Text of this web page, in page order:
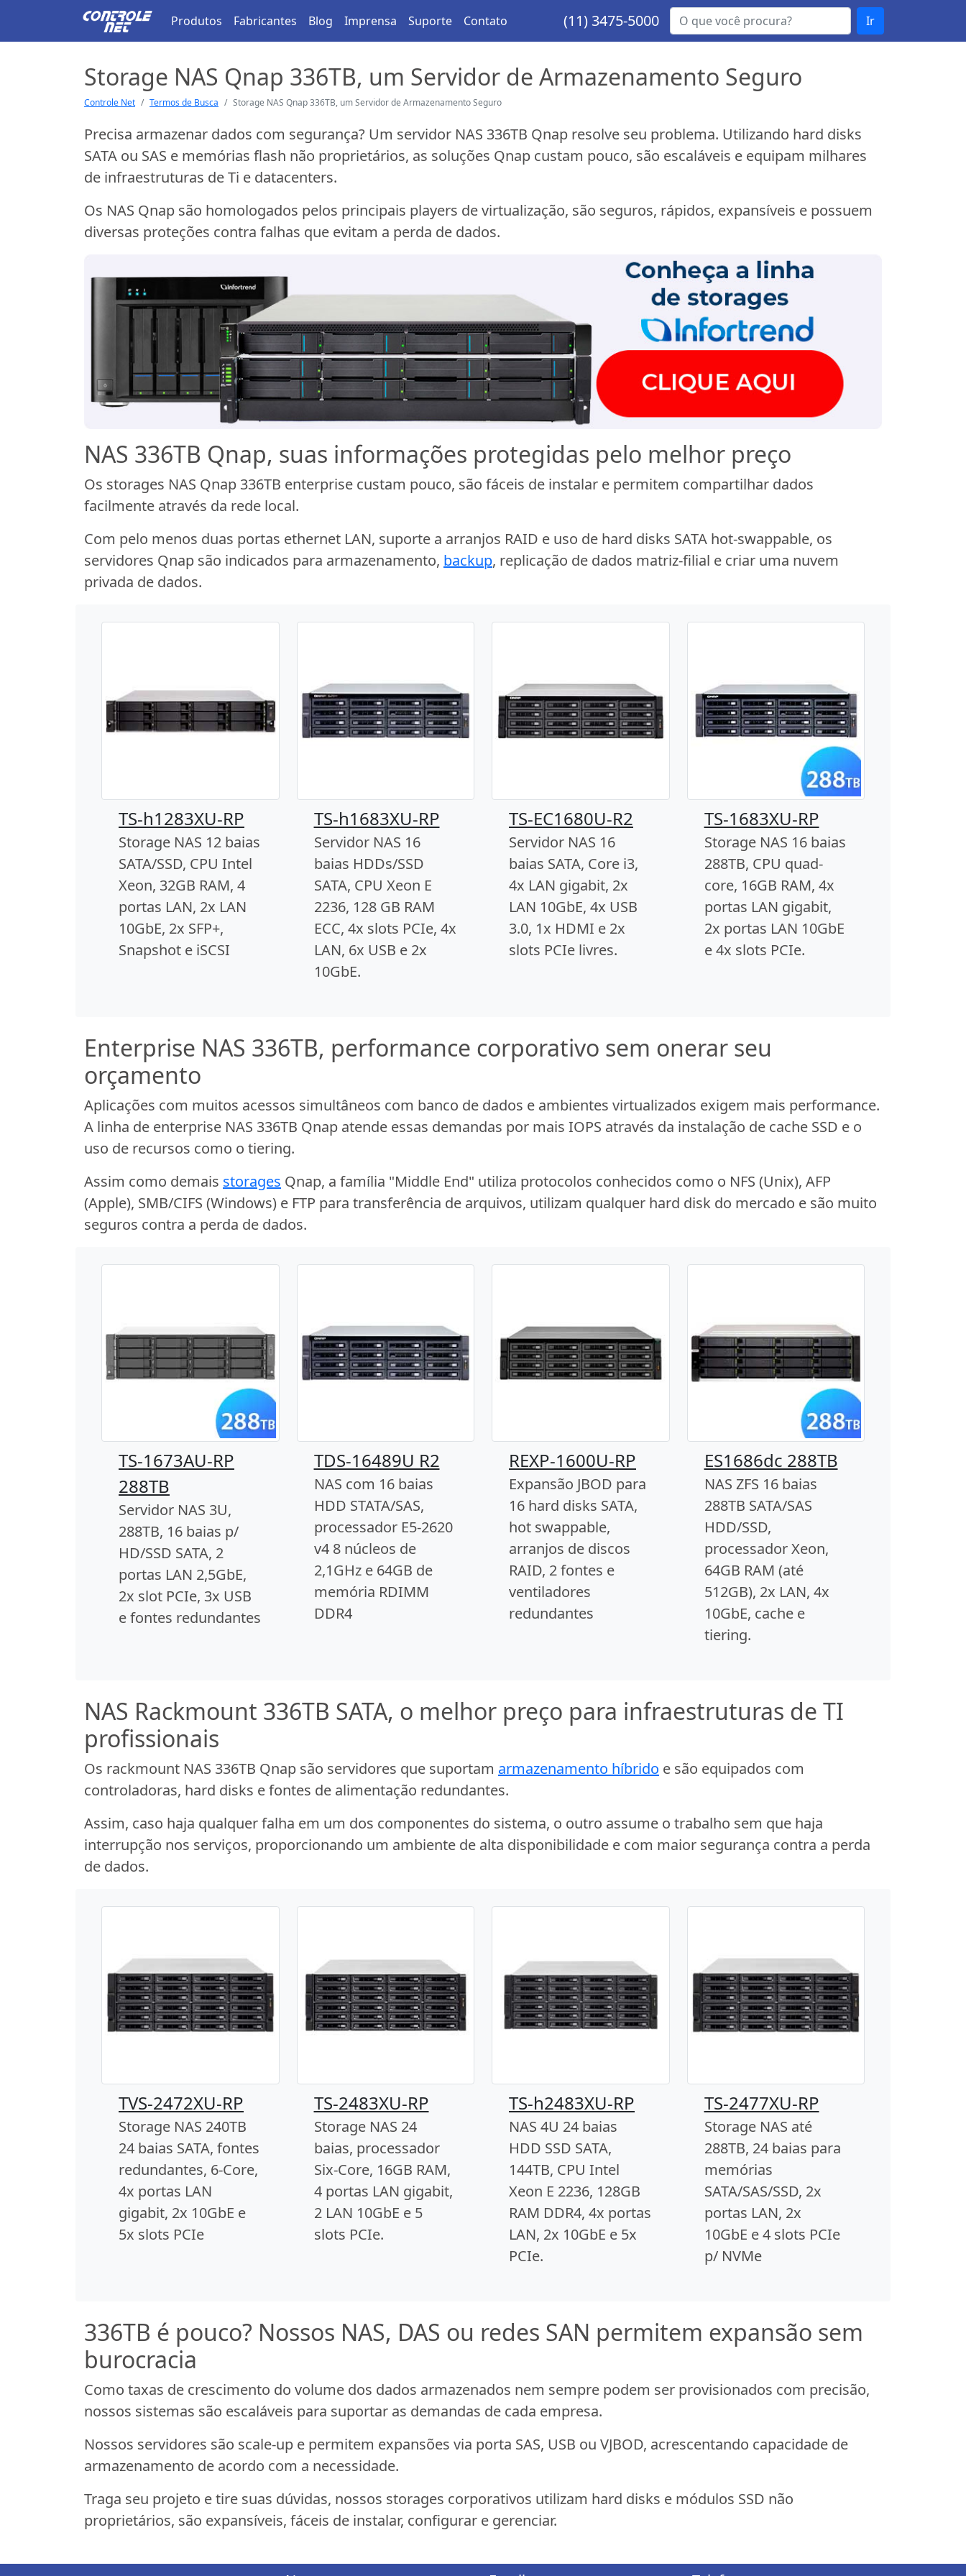
Produtos Fabricantes Blog Imprensa Suporte Contato (11) 3475-5000 Ir
Storage NAS Qnap 336TB, um Servidor de Armazenamento Seguro
Controle Net Termos de Busca Storage NAS Qnap 336TB, um Servidor de Armazenamento Seguro
Precisa armazenar dados com segurança? Um servidor NAS 336TB Qnap resolve seu problema. Utilizando hard disks
SATA ou SAS e memórias flash não proprietários, as soluções Qnap custam pouco, são escaláveis e equipam milhares
de infraestruturas de Ti e datacenters.
Os NAS Qnap são homologados pelos principais players de virtualização, são seguros, rápidos, expansíveis e possuem
diversas proteções contra falhas que evitam a perda de dados.
NAS 336TB Qnap, suas informações protegidas pelo melhor preço
Os storages NAS Qnap 336TB enterprise custam pouco, são fáceis de instalar e permitem compartilhar dados
facilmente através da rede local.
Com pelo menos duas portas ethernet LAN, suporte a arranjos RAID e uso de hard disks SATA hot-swappable, os
servidores Qnap são indicados para armazenamento, backup, replicação de dados matriz-filial e criar uma nuvem
privada de dados.
TS-h1283XU-RP
Storage NAS 12 baias
SATA/SSD, CPU Intel
Xeon, 32GB RAM, 4
portas LAN, 2x LAN
10GbE, 2x SFP+,
Snapshot e iSCSI
TS-h1683XU-RP
Servidor NAS 16
baias HDDs/SSD
SATA, CPU Xeon E
2236, 128 GB RAM
ECC, 4x slots PCIe, 4x
LAN, 6x USB e 2x
10GbE.
TS-EC1680U-R2
Servidor NAS 16
baias SATA, Core i3,
4x LAN gigabit, 2x
LAN 10GbE, 4x USB
3.0, 1x HDMI e 2x
slots PCIe livres.
TS-1683XU-RP
Storage NAS 16 baias
288TB, CPU quad-
core, 16GB RAM, 4x
portas LAN gigabit,
2x portas LAN 10GbE
e 4x slots PCIe.
Enterprise NAS 336TB, performance corporativo sem onerar seu
orçamento
Aplicações com muitos acessos simultâneos com banco de dados e ambientes virtualizados exigem mais performance.
A linha de enterprise NAS 336TB Qnap atende essas demandas por mais IOPS através da instalação de cache SSD e o
uso de recursos como o tiering.
Assim como demais storages Qnap, a família "Middle End" utiliza protocolos conhecidos como o NFS (Unix), AFP
(Apple), SMB/CIFS (Windows) e FTP para transferência de arquivos, utilizam qualquer hard disk do mercado e são muito
seguros contra a perda de dados.
TS-1673AU-RP
288TB
Servidor NAS 3U,
288TB, 16 baias p/
HD/SSD SATA, 2
portas LAN 2,5GbE,
2x slot PCIe, 3x USB
e fontes redundantes
TDS-16489U R2
NAS com 16 baias
HDD STATA/SAS,
processador E5-2620
v4 8 núcleos de
2,1GHz e 64GB de
memória RDIMM
DDR4
REXP-1600U-RP
Expansão JBOD para
16 hard disks SATA,
hot swappable,
arranjos de discos
RAID, 2 fontes e
ventiladores
redundantes
ES1686dc 288TB
NAS ZFS 16 baias
288TB SATA/SAS
HDD/SSD,
processador Xeon,
64GB RAM (até
512GB), 2x LAN, 4x
10GbE, cache e
tiering.
NAS Rackmount 336TB SATA, o melhor preço para infraestruturas de TI
profissionais
Os rackmount NAS 336TB Qnap são servidores que suportam armazenamento híbrido e são equipados com
controladoras, hard disks e fontes de alimentação redundantes.
Assim, caso haja qualquer falha em um dos componentes do sistema, o outro assume o trabalho sem que haja
interrupção nos serviços, proporcionando um ambiente de alta disponibilidade e com maior segurança contra a perda
de dados.
TVS-2472XU-RP
Storage NAS 240TB
24 baias SATA, fontes
redundantes, 6-Core,
4x portas LAN
gigabit, 2x 10GbE e
5x slots PCIe
TS-2483XU-RP
Storage NAS 24
baias, processador
Six-Core, 16GB RAM,
4 portas LAN gigabit,
2 LAN 10GbE e 5
slots PCIe.
TS-h2483XU-RP
NAS 4U 24 baias
HDD SSD SATA,
144TB, CPU Intel
Xeon E 2236, 128GB
RAM DDR4, 4x portas
LAN, 2x 10GbE e 5x
PCIe.
TS-2477XU-RP
Storage NAS até
288TB, 24 baias para
memórias
SATA/SAS/SSD, 2x
portas LAN, 2x
10GbE e 4 slots PCIe
p/ NVMe
336TB é pouco? Nossos NAS, DAS ou redes SAN permitem expansão sem
burocracia
Como taxas de crescimento do volume dos dados armazenados nem sempre podem ser provisionados com precisão,
nossos sistemas são escaláveis para suportar as demandas de cada empresa.
Nossos servidores são scale-up e permitem expansões via porta SAS, USB ou VJBOD, acrescentando capacidade de
armazenamento de acordo com a necessidade.
Traga seu projeto e tire suas dúvidas, nossos storages corporativos utilizam hard disks e módulos SSD não
proprietários, são expansíveis, fáceis de instalar, configurar e gerenciar.